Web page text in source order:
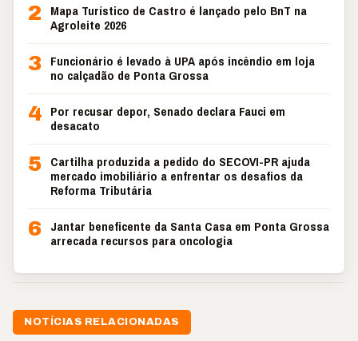
2
Mapa Turístico de Castro é lançado pelo BnT na
Agroleite 2026
3 Funcionário é levado à UPA após incêndio em loja
no calçadão de Ponta Grossa
4 Por recusar depor, Senado declara Fauci em
desacato
5 Cartilha produzida a pedido do SECOVI-PR ajuda
mercado imobiliário a enfrentar os desafios da
Reforma Tributária
6 Jantar beneficente da Santa Casa em Ponta Grossa
arrecada recursos para oncologia
NOTÍCIAS RELACIONADAS